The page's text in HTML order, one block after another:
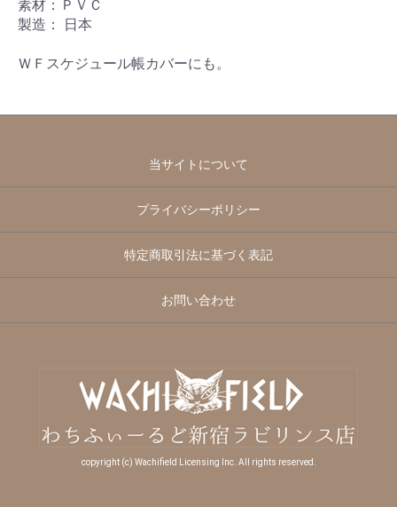
素材：ＰＶＣ
製造： 日本
ＷＦスケジュール帳カバーにも。
当サイトについて
プライバシーポリシー
特定商取引法に基づく表記
お問い合わせ
copyright (c) Wachifield Licensing Inc. All rights reserved.